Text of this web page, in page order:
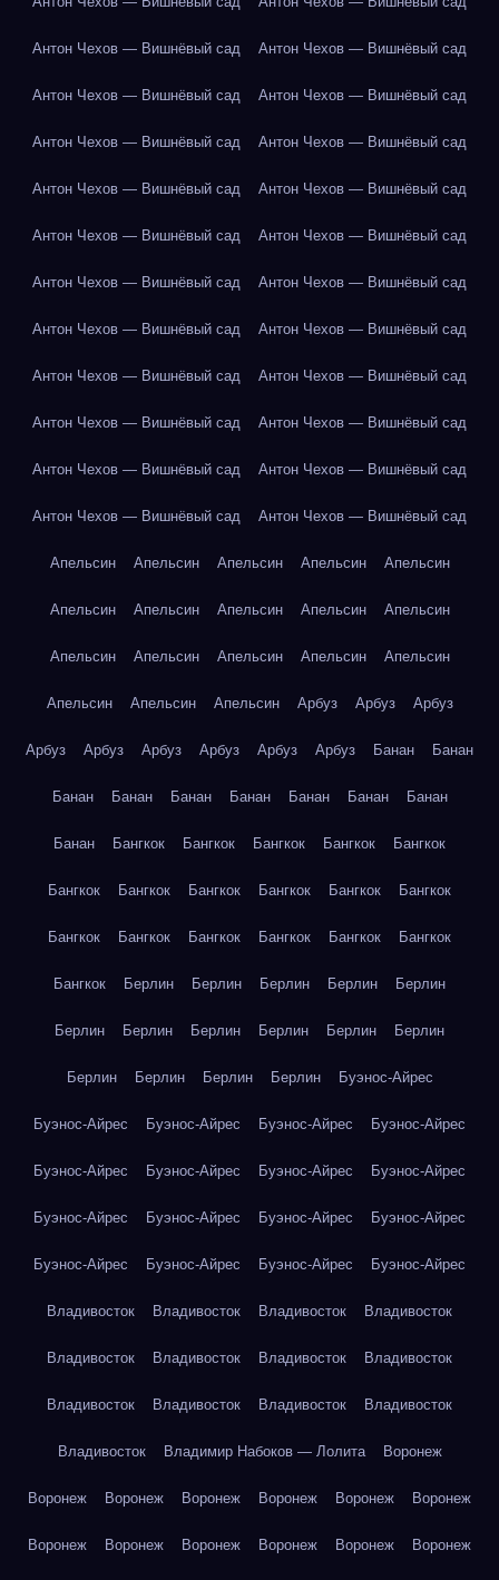
Антон Чехов — Вишнёвый сад Антон Чехов — Вишнёвый сад
Антон Чехов — Вишнёвый сад Антон Чехов — Вишнёвый сад
Антон Чехов — Вишнёвый сад Антон Чехов — Вишнёвый сад
Антон Чехов — Вишнёвый сад Антон Чехов — Вишнёвый сад
Антон Чехов — Вишнёвый сад Антон Чехов — Вишнёвый сад
Антон Чехов — Вишнёвый сад Антон Чехов — Вишнёвый сад
Антон Чехов — Вишнёвый сад Антон Чехов — Вишнёвый сад
Антон Чехов — Вишнёвый сад Антон Чехов — Вишнёвый сад
Антон Чехов — Вишнёвый сад Антон Чехов — Вишнёвый сад
Антон Чехов — Вишнёвый сад Антон Чехов — Вишнёвый сад
Антон Чехов — Вишнёвый сад Антон Чехов — Вишнёвый сад
Апельсин Апельсин Апельсин Апельсин Апельсин
Апельсин Апельсин Апельсин Апельсин Апельсин
Апельсин Апельсин Апельсин Апельсин Апельсин
Апельсин Апельсин Апельсин Арбуз Арбуз Арбуз
Арбуз Арбуз Арбуз Арбуз Арбуз Арбуз Банан Банан
Банан Банан Банан Банан Банан Банан Банан
Банан Бангкок Бангкок Бангкок Бангкок Бангкок
Бангкок Бангкок Бангкок Бангкок Бангкок Бангкок
Бангкок Бангкок Бангкок Бангкок Бангкок Бангкок
Бангкок Берлин Берлин Берлин Берлин Берлин
Берлин Берлин Берлин Берлин Берлин Берлин
Берлин Берлин Берлин Берлин Буэнос-Айрес
Буэнос-Айрес Буэнос-Айрес Буэнос-Айрес Буэнос-Айрес
Буэнос-Айрес Буэнос-Айрес Буэнос-Айрес Буэнос-Айрес
Буэнос-Айрес Буэнос-Айрес Буэнос-Айрес Буэнос-Айрес
Буэнос-Айрес Буэнос-Айрес Буэнос-Айрес Буэнос-Айрес
Владивосток Владивосток Владивосток Владивосток
Владивосток Владивосток Владивосток Владивосток
Владивосток Владивосток Владивосток Владивосток
Владивосток Владимир Набоков — Лолита Воронеж
Воронеж Воронеж Воронеж Воронеж Воронеж Воронеж
Воронеж Воронеж Воронеж Воронеж Воронеж Воронеж